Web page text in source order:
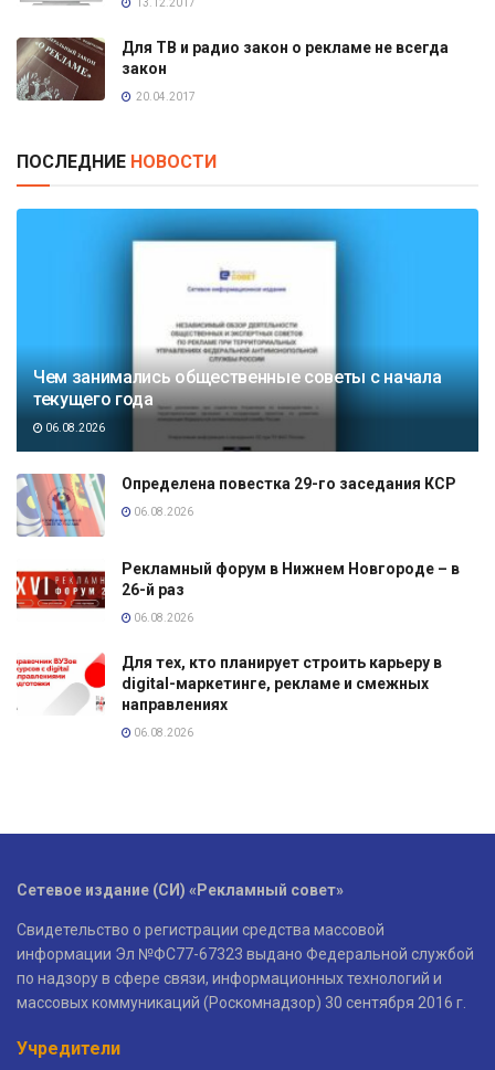
Для ТВ и радио закон о рекламе не всегда
закон
20.04.2017
ПОСЛЕДНИЕ НОВОСТИ
Чем занимались общественные советы с начала
текущего года
06.08.2026
Определена повестка 29-го заседания КСР
06.08.2026
Рекламный форум в Нижнем Новгороде – в
26-й раз
06.08.2026
Для тех, кто планирует строить карьеру в
digital-маркетинге, рекламе и смежных
направлениях
06.08.2026
Сетевое издание (СИ) «Рекламный совет»
Свидетельство о регистрации средства массовой
информации Эл №ФС77-67323 выдано Федеральной службой
по надзору в сфере связи, информационных технологий и
массовых коммуникаций (Роскомнадзор) 30 сентября 2016 г.
Учредители